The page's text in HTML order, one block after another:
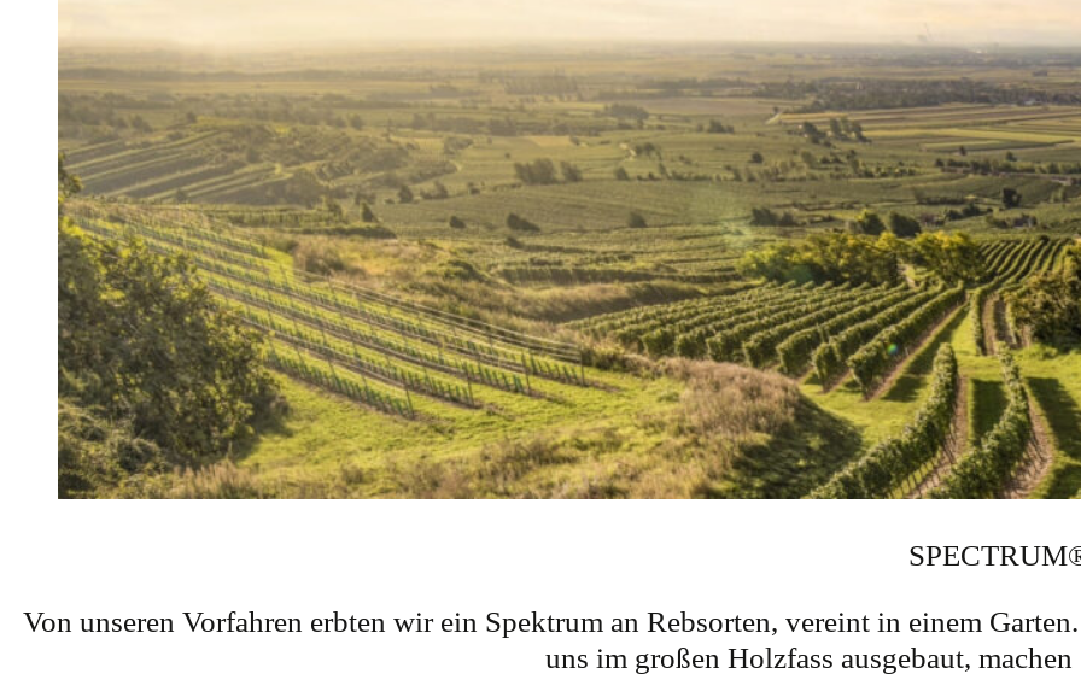
Von unseren Vorfahren erbten wir ein Spektrum an Rebsorten, vereint in einem
uns im großen Holzfass ausgebaut,